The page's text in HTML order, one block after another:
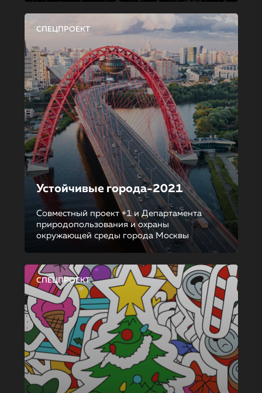
СПЕЦПРОЕКТ
Устойчивые города-2021
Совместный проект +1 и Департамента
природопользования и охраны
окружающей среды города Москвы
СПЕЦПРОЕКТ